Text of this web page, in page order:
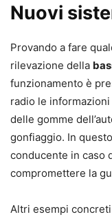
Nuovi
Provando a fare
rilevazione della
funzionamento è
radio le
delle gomme
gonfiaggio. In
conducente in caso
compromettere la
Altri esempi